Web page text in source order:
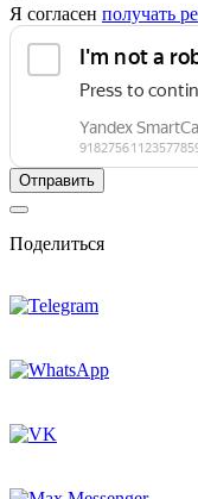
Я согласен получать
Поделиться